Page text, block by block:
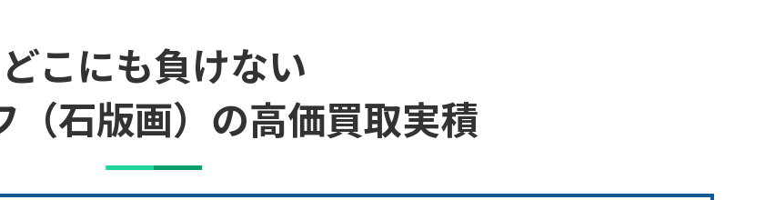
どこにも負けない
（石版画）の高価買取実積